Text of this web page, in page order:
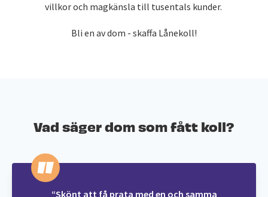
villkor och magkänsla till tusentals kunder.
Bli en av dom - skaffa Lånekoll!
Vad säger dom som fått koll?
“Skönt att få prata med en och samma